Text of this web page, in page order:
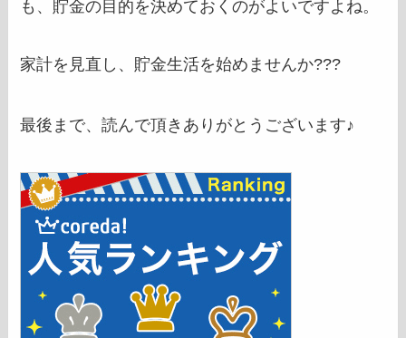
も、貯金の目的を決めておくのがよいですよね。
家計を見直し、貯金生活を始めませんか???
最後まで、読んで頂きありがとうございます♪